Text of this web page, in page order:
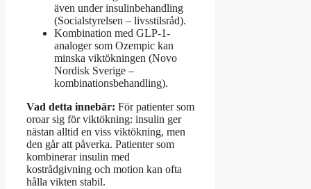
även under insulinbehandling
(Socialstyrelsen – livsstilsråd).
Kombination med GLP-1-
analoger som Ozempic kan
minska viktökningen (Novo
Nordisk Sverige –
kombinationsbehandling).
Vad detta innebär: För patienter som
oroar sig för viktökning: insulin ger
nästan alltid en viss viktökning, men
den går att påverka. Patienter som
kombinerar insulin med
kostrådgivning och motion kan ofta
hålla vikten stabil.